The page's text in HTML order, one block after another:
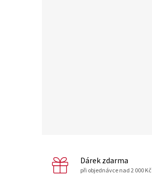
Dárek zdarma
při objednávce nad 2 000 Kč